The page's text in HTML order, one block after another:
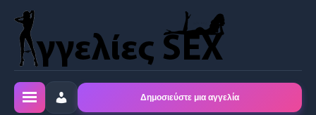
Δημοσιεύστε μια αγγελία